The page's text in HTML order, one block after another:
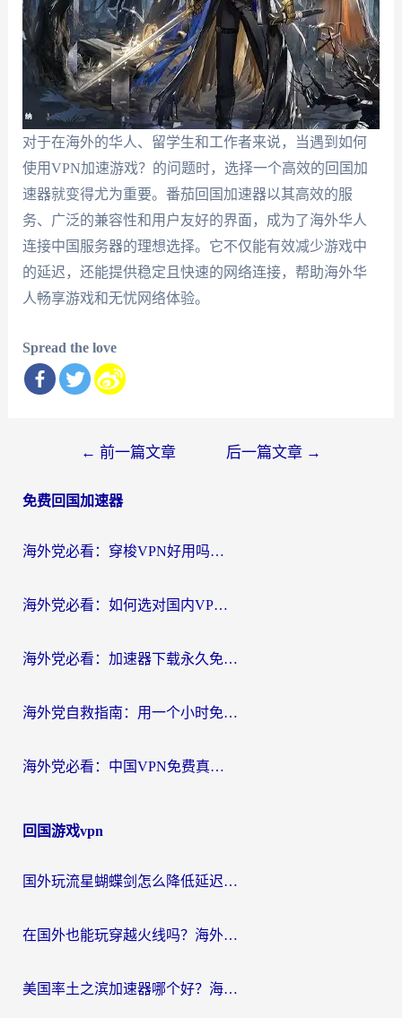
对于在海外的华人、留学生和工作者来说，当遇到如何
使用VPN加速游戏？的问题时，选择一个高效的回国加
速器就变得尤为重要。番茄回国加速器以其高效的服
务、广泛的兼容性和用户友好的界面，成为了海外华人
连接中国服务器的理想选择。它不仅能有效减少游戏中
的延迟，还能提供稳定且快速的网络连接，帮助海外华
人畅享游戏和无忧网络体验。
Spread the love
导
← 前一篇文章 后一篇文章 →
免费回国加速器
海外党必看：穿梭VPN好用吗？和云帆VPN对比哪个回国效果更好？附真实测评+避坑指南
海外党必看：如何选对国内VPN，实现无缝访问国内资源？
海外党必看：加速器下载永久免费版真的存在吗？教你无缝访问国内资源的正确姿势
海外党自救指南：用一个小时免费加速器，轻松打破国内资源访问壁垒？
海外党必看：中国VPN免费真的靠谱吗？手把手教你选对回国加速器
回国游戏vpn
国外玩流星蝴蝶剑怎么降低延迟？海外党必看的加速秘籍（含欧洲鸣潮&彩虹岛优化攻略）
在国外也能玩穿越火线吗？海外玩家国服游戏畅玩终极指南
美国率土之滨加速器哪个好？海外党国服游戏畅玩终极指南（附多游戏解决方案）